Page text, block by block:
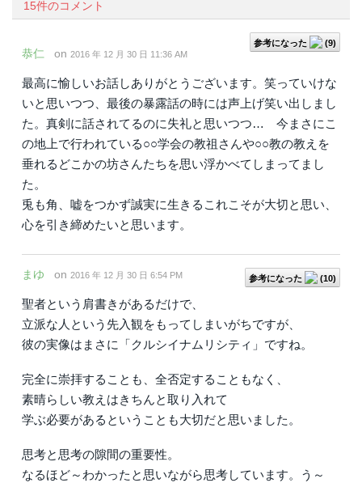
15件のコメント
参考になった (9)
恭仁 on 2016 年 12 月 30 日 11:36 AM
最高に愉しいお話しありがとうございます。笑っていけな
いと思いつつ、最後の暴露話の時には声上げ笑い出しまし
た。真剣に話されてるのに失礼と思いつつ… 今まさにこ
の地上で行われている○○学会の教祖さんや○○教の教えを
垂れるどこかの坊さんたちを思い浮かべてしまってまし
た。
兎も角、嘘をつかず誠実に生きるこれこそが大切と思い、
心を引き締めたいと思います。
参考になった (10)
まゆ on 2016 年 12 月 30 日 6:54 PM
聖者という肩書きがあるだけで、
立派な人という先入観をもってしまいがちですが、
彼の実像はまさに「クルシイナムリシティ」ですね。
完全に崇拝することも、全否定することもなく、
素晴らしい教えはきちんと取り入れて
学ぶ必要があるということも大切だと思いました。
思考と思考の隙間の重要性。
なるほど～わかったと思いながら思考しています。う～